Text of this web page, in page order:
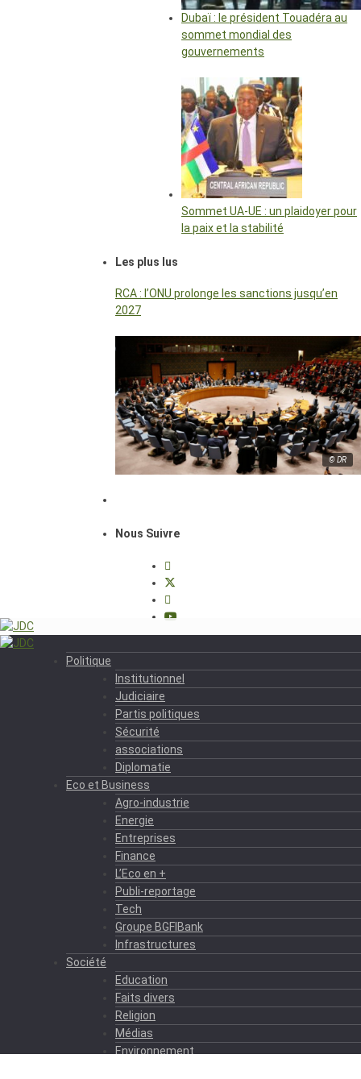
Dubaï : le président Touadéra au
sommet mondial des
gouvernements
Sommet UA-UE : un plaidoyer pour
la paix et la stabilité
Les plus lus
RCA : l’ONU prolonge les sanctions jusqu’en
2027
© DR
Nous Suivre
Politique
Institutionnel
Judiciaire
Partis politiques
Sécurité
associations
Diplomatie
Eco et Business
Agro-industrie
Energie
Entreprises
Finance
L’Eco en +
Publi-reportage
Tech
Groupe BGFIBank
Infrastructures
Société
Education
Faits divers
Religion
Médias
Environnement